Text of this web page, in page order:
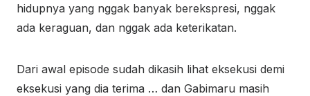
hidupnya yang nggak banyak berekspresi, nggak
ada keraguan, dan nggak ada keterikatan.
Dari awal episode sudah dikasih lihat eksekusi demi
eksekusi yang dia terima … dan Gabimaru masih